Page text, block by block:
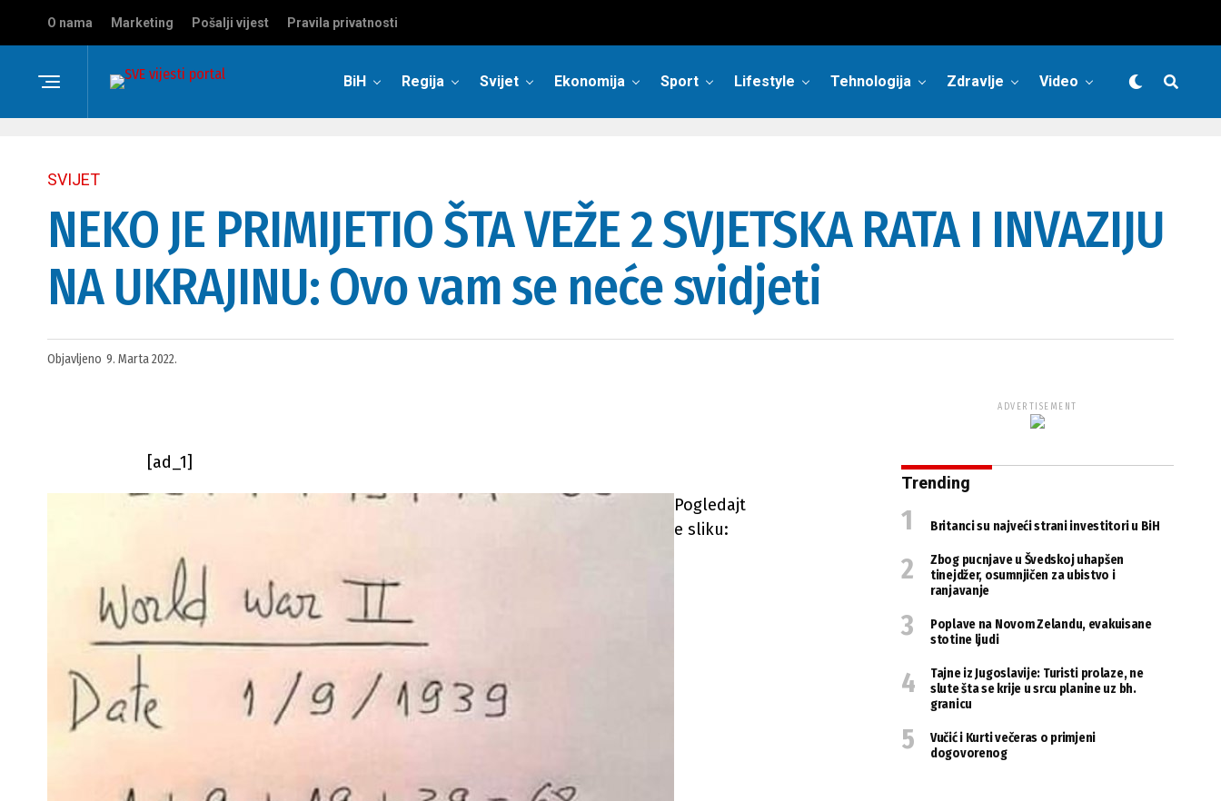
O nama Marketing Pošalji vijest Pravila privatnosti
BiH Regija Svijet Ekonomija Sport Lifestyle Tehnologija Zdravlje Video
SVIJET
NEKO JE PRIMIJETIO ŠTA VEŽE 2 SVJETSKA RATA I INVAZIJU
NA UKRAJINU: Ovo vam se neće svidjeti
Objavljeno 9. Marta 2022.
[ad_1]
Pogledajt
e sliku:
ADVERTISEMENT
Trending
Britanci su najveći strani investitori u BiH
Zbog pucnjave u Švedskoj uhapšen
tinejdžer, osumnjičen za ubistvo i
ranjavanje
Poplave na Novom Zelandu, evakuisane
stotine ljudi
Tajne iz Jugoslavije: Turisti prolaze, ne
slute šta se krije u srcu planine uz bh.
granicu
Vučić i Kurti večeras o primjeni
dogovorenog